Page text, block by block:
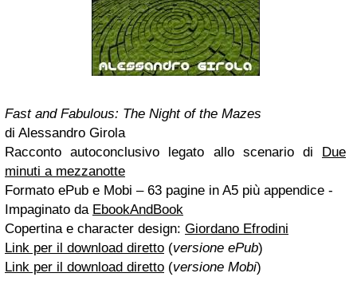
Fast and Fabulous: The Night of the Mazes
di Alessandro Girola
Racconto autoconclusivo legato allo scenario di Due
minuti a mezzanotte
Formato ePub e Mobi – 63 pagine in A5 più appendice -
Impaginato da EbookAndBook
Copertina e character design: Giordano Efrodini
Link per il download diretto (versione ePub)
Link per il download diretto (versione Mobi)